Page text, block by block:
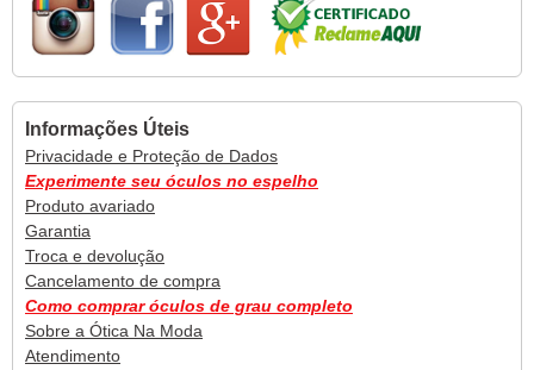
Informações Úteis
Privacidade e Proteção de Dados
Experimente seu óculos no espelho
Produto avariado
Garantia
Troca e devolução
Cancelamento de compra
Como comprar óculos de grau completo
Sobre a Ótica Na Moda
Atendimento